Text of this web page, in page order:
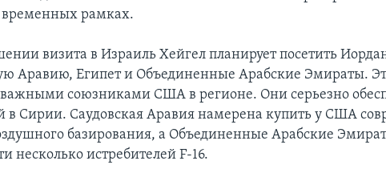
временных рамках.
визита в Израиль Хейгел планирует посетить
Аравию, Египет и Объединенные Арабские Эмираты.
важными союзниками США в регионе. Они серьезно
в Сирии. Саудовская Аравия намерена купить у США
базирования, а Объединенные Арабские
несколько истребителей F-16.